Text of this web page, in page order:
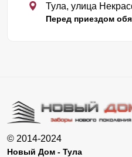
Тула, улица
Перед приездом
© 2014-2024
Новый Дом - Тула